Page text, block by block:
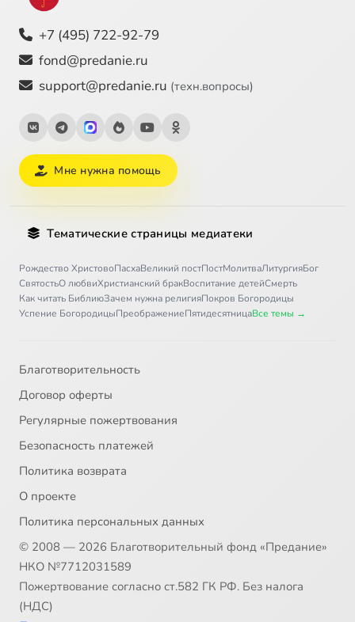
+7 (495) 722-92-79
fond@predanie.ru
support@predanie.ru (техн.вопросы)
Мне нужна помощь
Тематические страницы медиатеки
Рождество ХристовоПасхаВеликий постПостМолитваЛитургияБог
СвятостьО любвиХристианский бракВоспитание детейСмерть
Как читать БиблиюЗачем нужна религияПокров Богородицы
Успение БогородицыПреображениеПятидесятницаВсе темы →
Благотворительность
Договор оферты
Регулярные пожертвования
Безопасность платежей
Политика возврата
О проекте
Политика персональных данных
© 2008 — 2026 Благотворительный фонд «Предание»
НКО №7712031589
Пожертвование согласно ст.582 ГК РФ. Без налога
(НДС)